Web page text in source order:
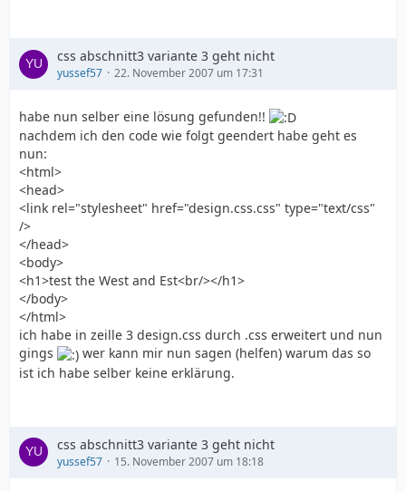
css abschnitt3 variante 3 geht nicht
yussef57 22. November 2007 um 17:31
habe nun selber eine lösung gefunden!!
nachdem ich den code wie folgt geendert habe geht es
nun:
<html>
<head>
<link rel="stylesheet" href="design.css.css" type="text/css"
/>
</head>
<body>
<h1>test the West and Est<br/></h1>
</body>
</html>
ich habe in zeille 3 design.css durch .css erweitert und nun
gings
wer kann mir nun sagen (helfen) warum das so
ist ich habe selber keine erklärung.
css abschnitt3 variante 3 geht nicht
yussef57 15. November 2007 um 18:18